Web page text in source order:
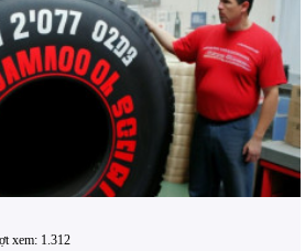
xem: 1.312